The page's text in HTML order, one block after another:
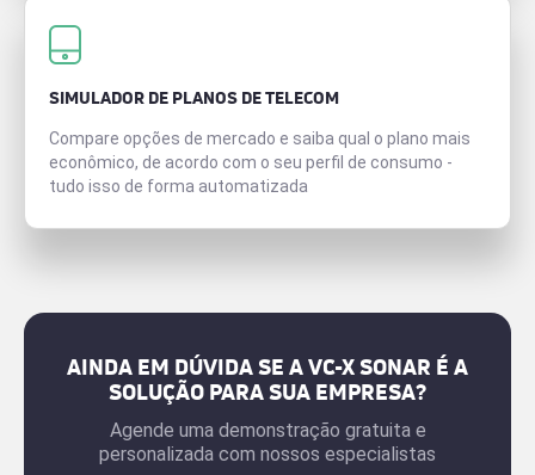
SIMULADOR DE PLANOS DE TELECOM
Compare opções de mercado e saiba qual o plano mais
econômico, de acordo com o seu perfil de consumo -
tudo isso de forma automatizada
AINDA EM DÚVIDA SE A VC-X SONAR É A
SOLUÇÃO PARA SUA EMPRESA?
Agende uma demonstração gratuita e
personalizada com nossos especialistas